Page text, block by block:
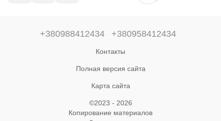
+380988412434 +380958412434
Контакты
Полная версия сайта
Карта сайта
©2023 - 2026
Копирование материалов